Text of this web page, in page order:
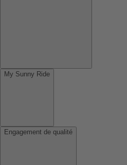
My Sunny Ride
Engagement de qualité